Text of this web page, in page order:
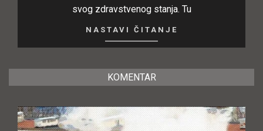
svog zdravstvenog stanja. Tu
NASTAVI ČITANJE
KOMENTAR